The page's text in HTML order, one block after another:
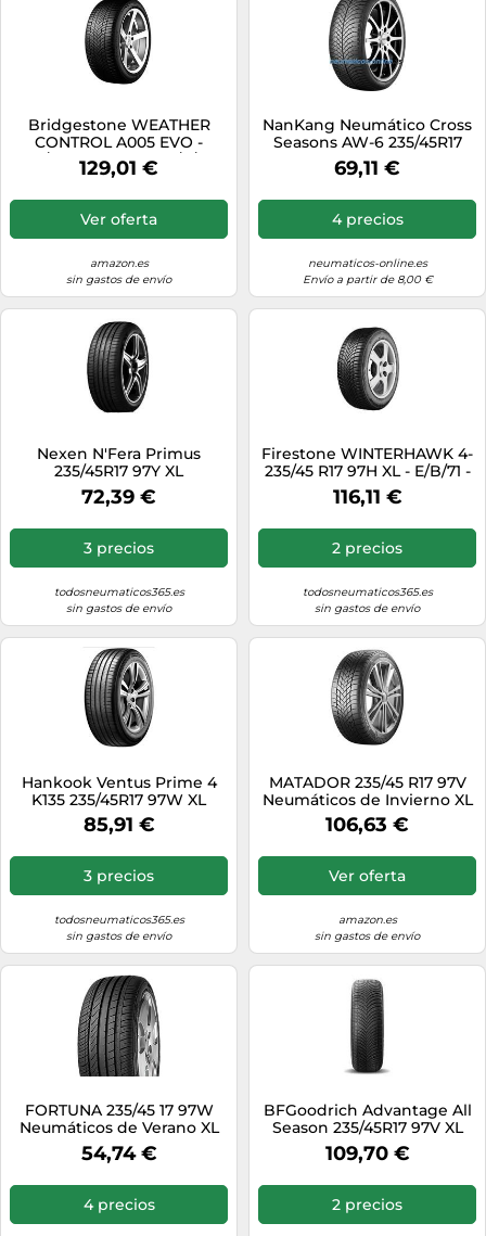
Bridgestone WEATHER
CONTROL A005 EVO -
235/45 R17 97Y XL - C/A/71 -
Neumático Todo Tiempo
129,01 €
Ver oferta
amazon.es
sin gastos de envío
NanKang Neumático Cross
Seasons AW-6 235/45R17
97V XL Todas las estaciones
69,11 €
4 precios
neumaticos-online.es
Envío a partir de 8,00 €
Nexen N'Fera Primus
235/45R17 97Y XL
72,39 €
3 precios
todosneumaticos365.es
sin gastos de envío
Firestone WINTERHAWK 4-
235/45 R17 97H XL - E/B/71 -
Neumático de invierno
(Turismo y SUV)
116,11 €
2 precios
todosneumaticos365.es
sin gastos de envío
Hankook Ventus Prime 4
K135 235/45R17 97W XL
85,91 €
3 precios
todosneumaticos365.es
sin gastos de envío
MATADOR 235/45 R17 97V
Neumáticos de Invierno XL
Auto
106,63 €
Ver oferta
amazon.es
sin gastos de envío
FORTUNA 235/45 17 97W
Neumáticos de Verano XL
Auto
54,74 €
4 precios
BFGoodrich Advantage All
Season 235/45R17 97V XL
M+S 3PMSF TL
109,70 €
2 precios